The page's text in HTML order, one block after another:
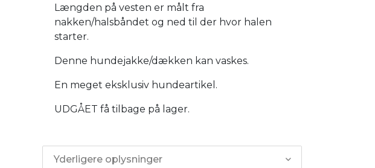
Længden på vesten er målt fra
nakken/halsbåndet og ned til der hvor halen
starter.
Denne hundejakke/dækken kan vaskes.
En meget eksklusiv hundeartikel.
UDGÅET få tilbage på lager.
Yderligere oplysninger